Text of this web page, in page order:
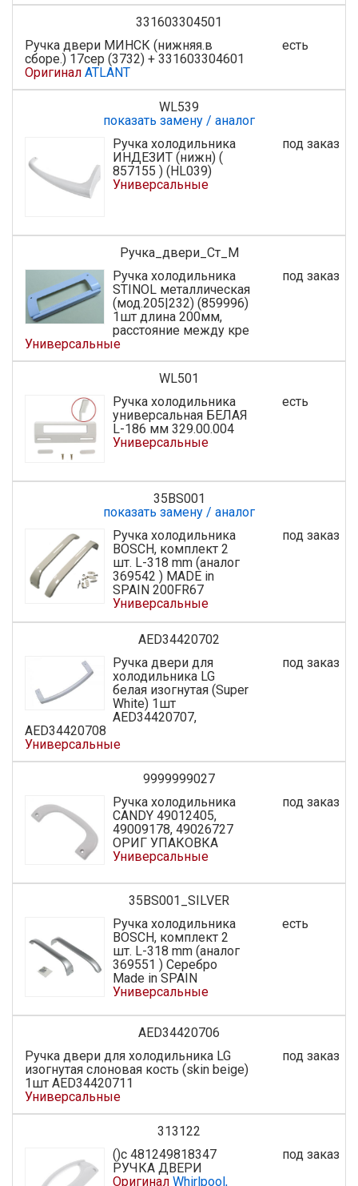
331603304501
Ручка двери МИНСК (нижняя.в
сборе.) 17сер (3732) + 331603304601
Оригинал ATLANT
есть
WL539
показать замену / аналог
Ручка холодильника
ИНДЕЗИТ (нижн) (
857155 ) (HL039)
Универсальные
под заказ
Ручка_двери_Ст_М
Ручка холодильника
STINOL металлическая
(мод.205|232) (859996)
1шт длина 200мм,
расстояние между кре
Универсальные
под заказ
WL501
Ручка холодильника
универсальная БЕЛАЯ
L-186 мм 329.00.004
Универсальные
есть
35BS001
показать замену / аналог
Ручка холодильника
BOSCH, комплект 2
шт. L-318 mm (аналог
369542 ) MADE in
SPAIN 200FR67
Универсальные
под заказ
AED34420702
Ручка двери для
холодильника LG
белая изогнутая (Super
White) 1шт
AED34420707,
AED34420708
Универсальные
под заказ
9999999027
Ручка холодильника
CANDY 49012405,
49009178, 49026727
ОРИГ УПАКОВКА
Универсальные
под заказ
35BS001_SILVER
Ручка холодильника
BOSCH, комплект 2
шт. L-318 mm (аналог
369551 ) Серебро
Made in SPAIN
Универсальные
есть
AED34420706
Ручка двери для холодильника LG
изогнутая слоновая кость (skin beige)
1шт AED34420711
Универсальные
под заказ
313122
()с 481249818347
РУЧКА ДВЕРИ
Оригинал Whirlpool,
под заказ